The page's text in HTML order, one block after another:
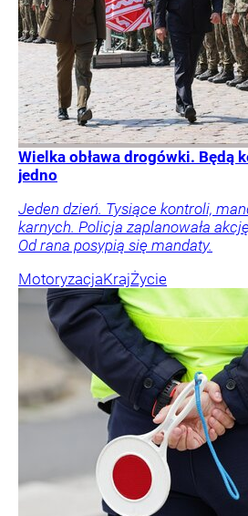
Wielka obława drogówki. Będą
jedno
Jeden dzień. Tysiące kontroli,
karnych. Policja zaplanowała
Od rana posypią się mandaty.
MotoryzacjaKrajŻycie